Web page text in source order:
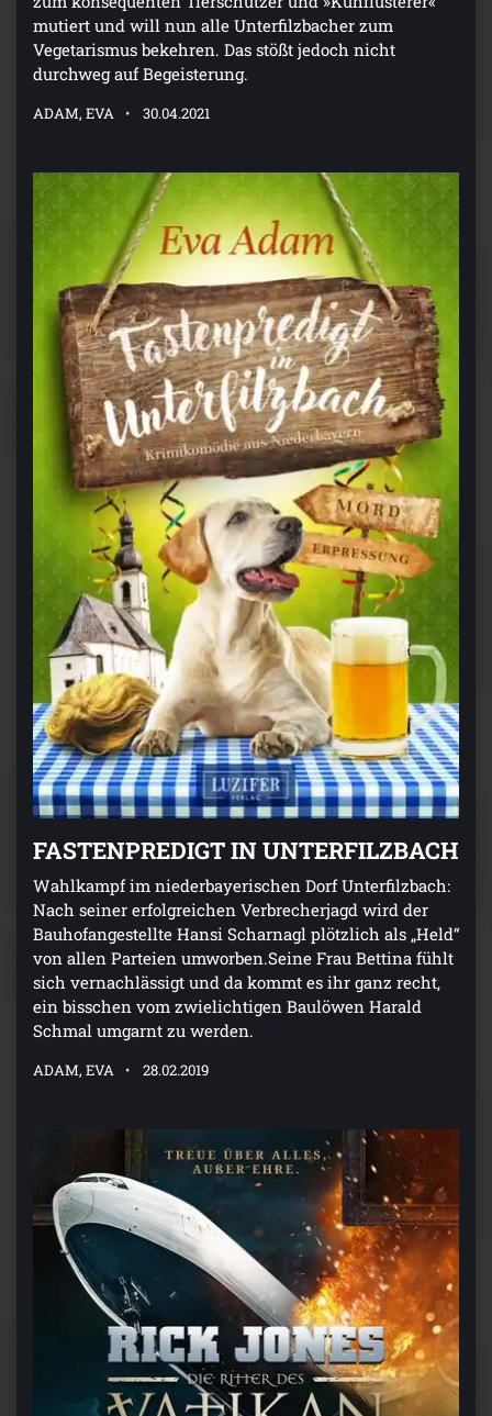
mutiert und will nun alle Unterfilzbacher zum
Vegetarismus bekehren. Das stößt jedoch nicht
durchweg auf Begeisterung.
ADAM, EVA 30.04.2021
FASTENPREDIGT IN UNTERFILZBACH
Wahlkampf im niederbayerischen Dorf Unterfilzbach:
Nach seiner erfolgreichen Verbrecherjagd wird der
Bauhofangestellte Hansi Scharnagl plötzlich als „Held“
von allen Parteien umworben.Seine Frau Bettina fühlt
sich vernachlässigt und da kommt es ihr ganz recht,
ein bisschen vom zwielichtigen Baulöwen Harald
Schmal umgarnt zu werden.
ADAM, EVA 28.02.2019